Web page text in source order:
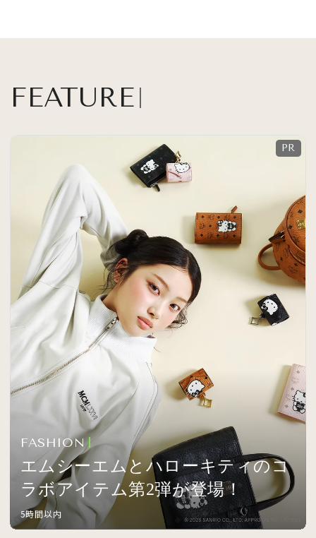
FEATURE
FASHION
エムシーエムとハローキティのコ
ラボアイテム第2弾が登場！
5時間以内